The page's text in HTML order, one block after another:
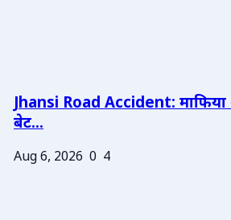
Jhansi Road Accident:
बेट...
Aug 6, 2026 0 4